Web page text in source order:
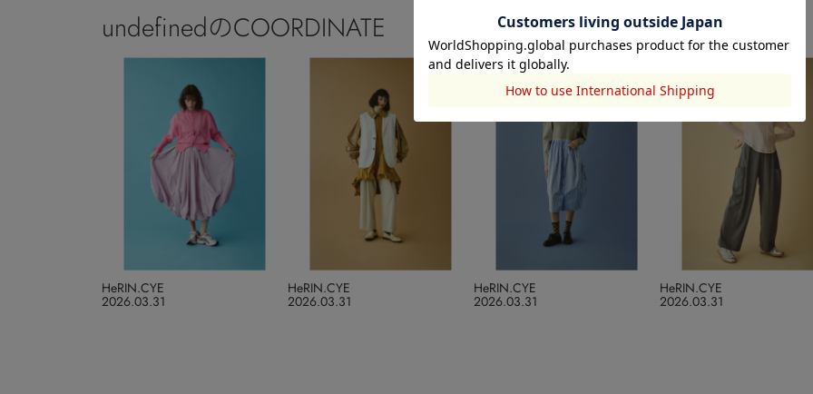
undefinedのCOORDINATE
2026.03.31
HeRIN.CYE
2026.03.31
HeRIN.CYE
2026.03.31
HeRIN.CYE
2026.03.31
HeRIN.CYE